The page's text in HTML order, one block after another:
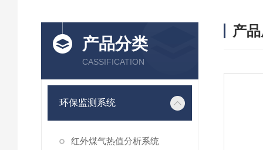
产品分类
CASSIFICATION
环保监测系统
红外煤气热值分析系统
产